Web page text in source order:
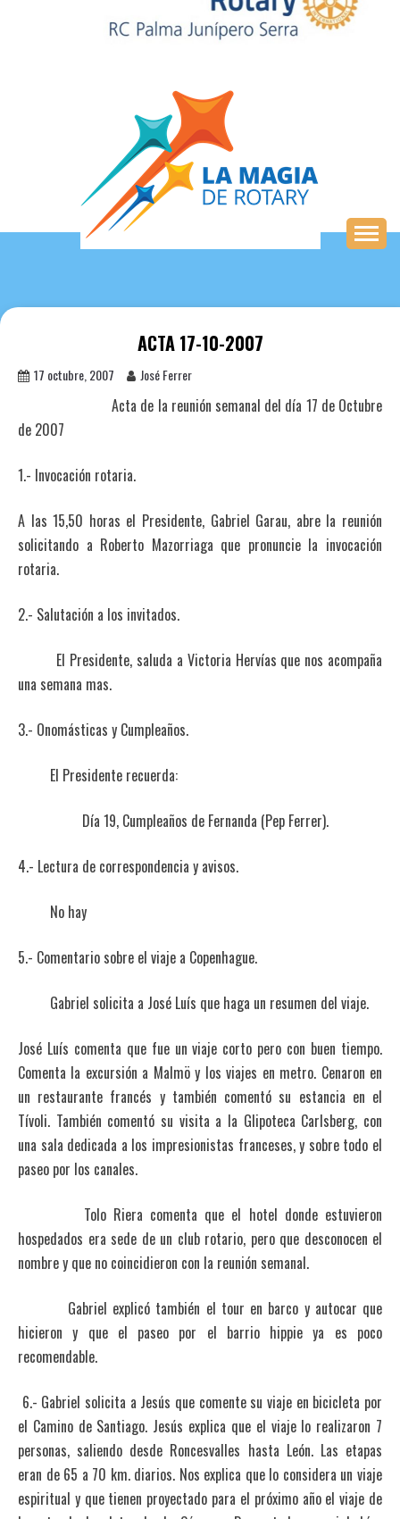
ACTA 17-10-2007
17 octubre, 2007 José Ferrer
Acta de la reunión semanal del día 17 de Octubre
de 2007
1.- Invocación rotaria.
A las 15,50 horas el Presidente, Gabriel Garau, abre la reunión
solicitando a Roberto Mazorriaga que pronuncie la invocación
rotaria.
2.- Salutación a los invitados.
El Presidente, saluda a Victoria Hervías que nos acompaña
una semana mas.
3.- Onomásticas y Cumpleaños.
El Presidente recuerda:
Día 19, Cumpleaños de Fernanda (Pep Ferrer).
4.- Lectura de correspondencia y avisos.
No hay
5.- Comentario sobre el viaje a Copenhague.
Gabriel solicita a José Luís que haga un resumen del viaje.
José Luís comenta que fue un viaje corto pero con buen tiempo.
Comenta la excursión a Malmö y los viajes en metro. Cenaron en
un restaurante francés y también comentó su estancia en el
Tívoli. También comentó su visita a la Glipoteca Carlsberg, con
una sala dedicada a los impresionistas franceses, y sobre todo el
paseo por los canales.
Tolo Riera comenta que el hotel donde estuvieron
hospedados era sede de un club rotario, pero que desconocen el
nombre y que no coincidieron con la reunión semanal.
Gabriel explicó también el tour en barco y autocar que
hicieron y que el paseo por el barrio hippie ya es poco
recomendable.
6.- Gabriel solicita a Jesús que comente su viaje en bicicleta por
el Camino de Santiago. Jesús explica que el viaje lo realizaron 7
personas, saliendo desde Roncesvalles hasta León. Las etapas
eran de 65 a 70 km. diarios. Nos explica que lo considera un viaje
espiritual y que tienen proyectado para el próximo año el viaje de